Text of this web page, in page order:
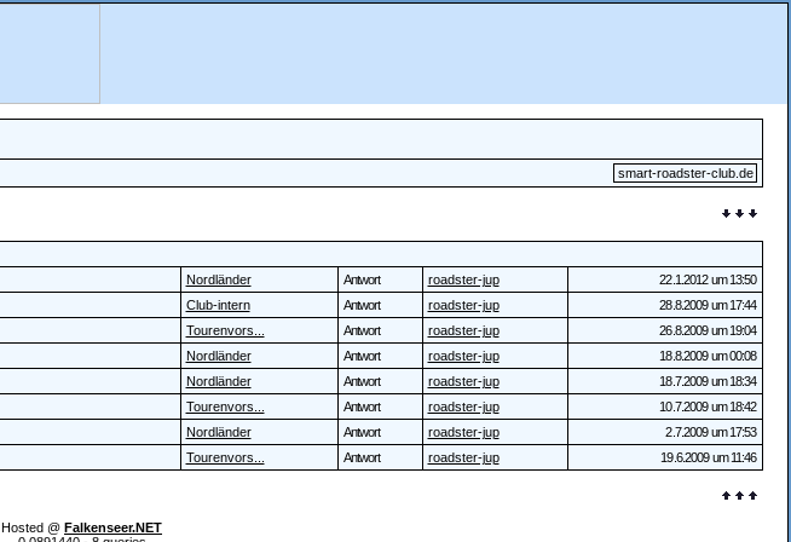
smart-roadster-club.de
Nordländer Antwort roadster-jup
22.1.2012 um 13:50
Club-intern Antwort roadster-jup
28.8.2009 um 17:44
Tourenvors... Antwort roadster-jup
26.8.2009 um 19:04
Nordländer Antwort roadster-jup
18.8.2009 um 00:08
Nordländer Antwort roadster-jup
18.7.2009 um 18:34
Tourenvors... Antwort roadster-jup
10.7.2009 um 18:42
Nordländer Antwort roadster-jup
2.7.2009 um 17:53
Tourenvors... Antwort roadster-jup 19.6.2009 um 11:46
Hosted @ Falkenseer.NET